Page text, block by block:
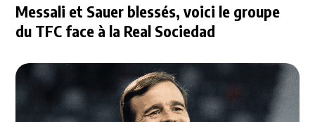
Messali et Sauer blessés, voici le groupe
du TFC face à la Real Sociedad